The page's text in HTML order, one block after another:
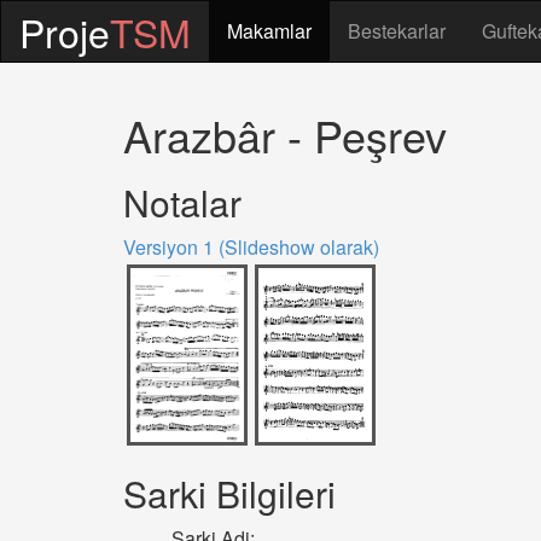
ProjeTSM Makamlar Bestekarlar
Arazbâr - Peşrev
Notalar
Versiyon 1 (Slideshow olarak)
Sarki Bilgileri